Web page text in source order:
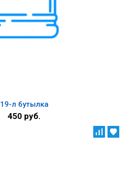
19-л бутылка
450 руб.